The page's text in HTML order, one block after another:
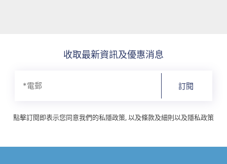
收取最新資訊及優惠消息
訂閱
點擊訂閱即表示您同意我們的私隱政策, 以及條款及細則以及隱私政策